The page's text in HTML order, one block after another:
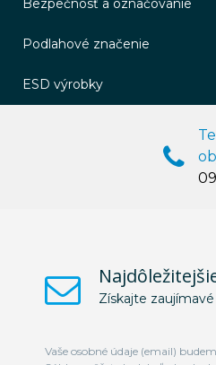
Bezpečnosť a označovanie
Podlahové značenie
ESD výrobky
Získajte
Vaše osobné údaje (email)